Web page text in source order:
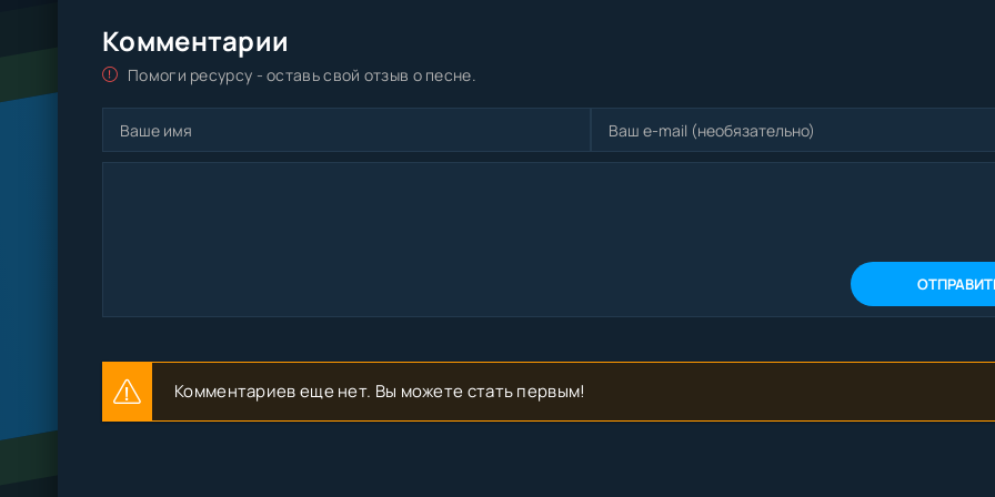
Комментарии
Помоги ресурсу - оставь свой отзыв о песне.
Комментариев еще нет. Вы можете стать первым!